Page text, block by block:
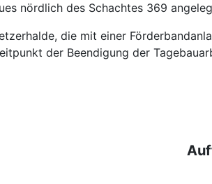
nördlich des Schachtes 369
die mit einer
der Beendigung der